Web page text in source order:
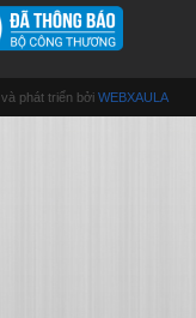
và phát triển bởi WEBXAULA